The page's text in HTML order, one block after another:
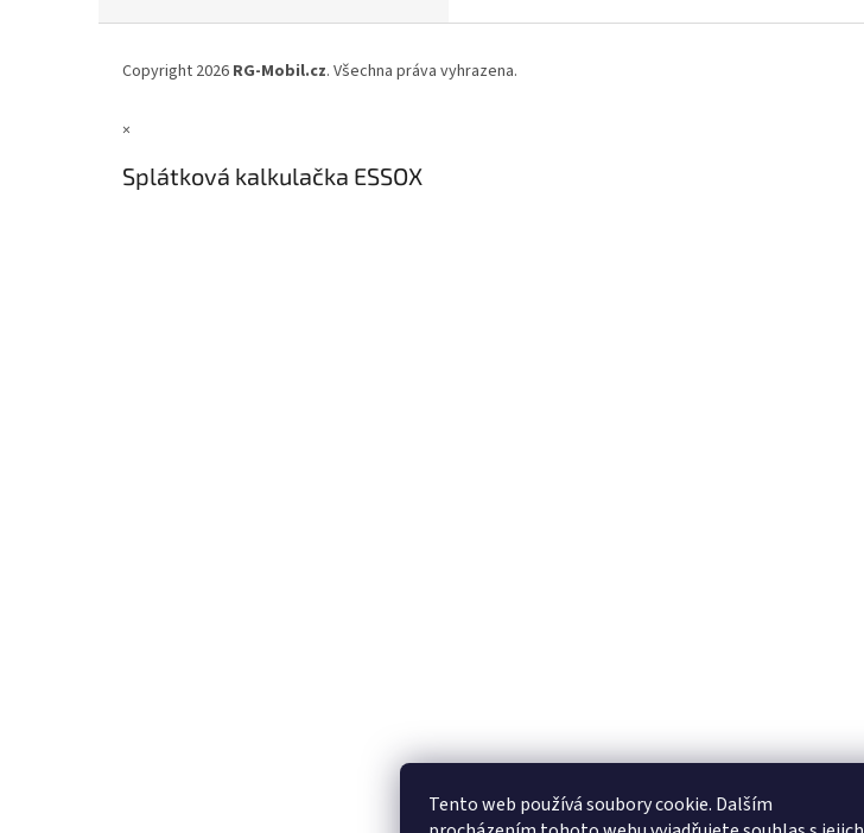
Tento web používá soubory cookie. Dalším
Copyright 2026 RG-Mobil.cz. Všechna práva vyhrazena.
×
Splátková kalkulačka ESSOX